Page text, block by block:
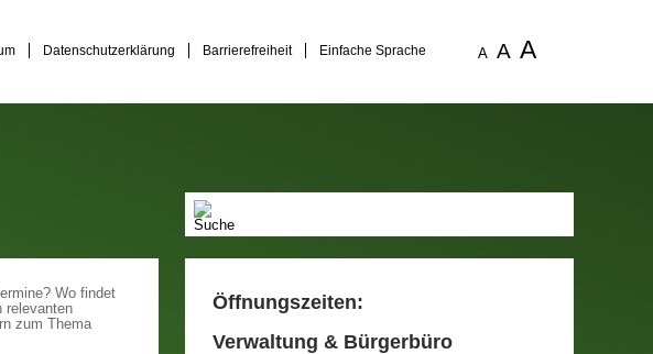
Datenschutzerklärung Barrierefreiheit Einfache Sprache A A A
Wo findet
relevanten
zum Thema
Öffnungszeiten:
Verwaltung & Bürgerbüro